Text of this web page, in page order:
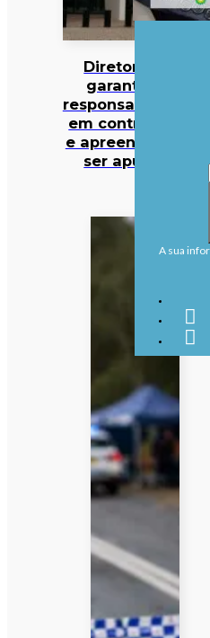
Diretor da PJ
garante que
responsabilidades
em contratações
e apreensões vão
ser apuradas
A sua